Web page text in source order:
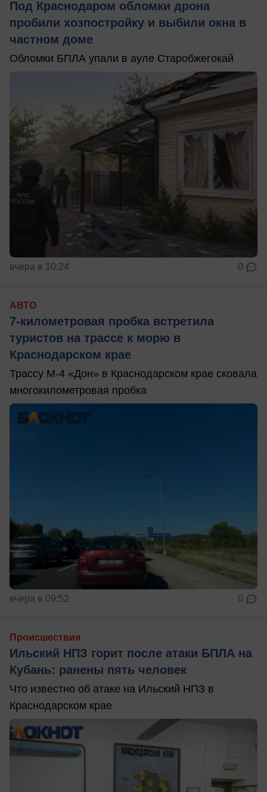
Под Краснодаром обломки дрона
пробили хозпостройку и выбили окна в
частном доме
Обломки БПЛА упали в ауле Старобжегокай
вчера в 10:24 0
АВТО
7-километровая пробка встретила
туристов на трассе к морю в
Краснодарском крае
Трассу М-4 «Дон» в Краснодарском крае сковала
многокилометровая пробка
вчера в 09:52 0
Происшествия
Ильский НПЗ горит после атаки БПЛА на
Кубань: ранены пять человек
Что известно об атаке на Ильский НПЗ в
Краснодарском крае